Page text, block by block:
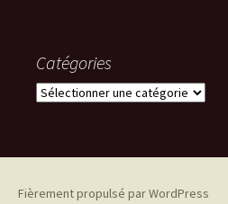
Catégories
Catégories
Fièrement propulsé par WordPress